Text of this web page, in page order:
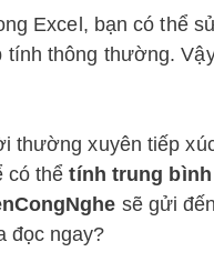
Excel, bạn có thể
tính thông thường.
thường xuyên tiếp
có thểtính trung bình
sẽ gửi
đọc ngay?